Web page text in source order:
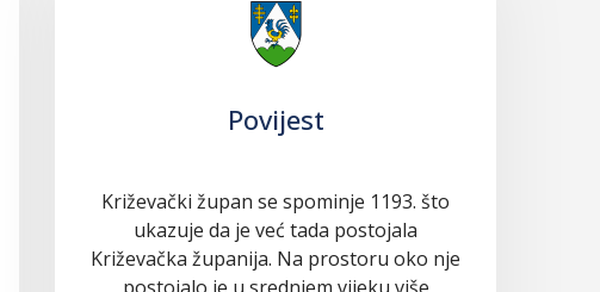
Povijest
Križevački župan se spominje 1193. što
ukazuje da je već tada postojala
Križevačka županija. Na prostoru oko nje
postojalo je u srednjem vijeku više